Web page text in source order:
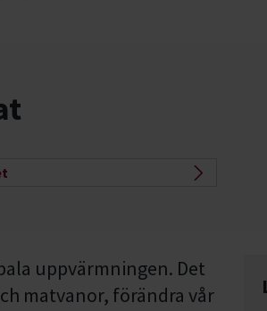
uppvärmningen. Det
matvanor, förändra vår